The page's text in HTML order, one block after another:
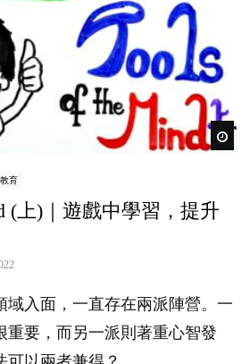
育
(上)｜遊戲中學習，提升
域入面，一直存在兩派陣營。一
重要，而另一派則著重心智發